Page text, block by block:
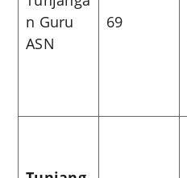
n Guru
ASN
69